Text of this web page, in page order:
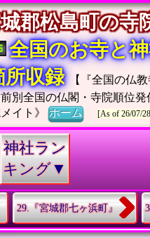
郡松島町の
全国のお寺と
所収録
【『全国の仏
別全国の仏閣・寺院順位発
メイト》ホーム [As of 26/07/
神社ラン
キング▼
29.『宮城郡七ヶ浜町』